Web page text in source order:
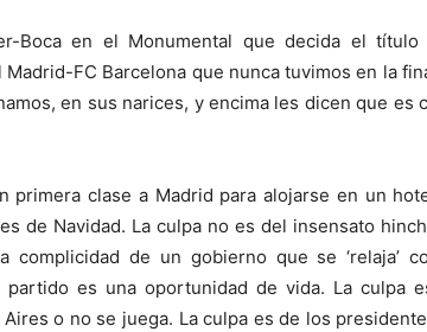
Boca en el Monumental que decida el título
FC Barcelona que nunca tuvimos en la
en sus narices, y encima les dicen que es
clase a Madrid para alojarse en un
de Navidad. La culpa no es del insensato
de un gobierno que se ‘relaja’
es una oportunidad de vida. La culpa
o no se juega. La culpa es de los